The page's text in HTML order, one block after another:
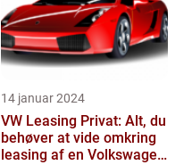
14 januar 2024
VW Leasing Privat: Alt, du
behøver at vide omkring
leasing af en Volkswagen